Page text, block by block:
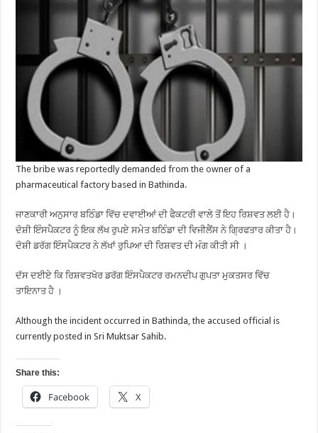
The bribe was reportedly demanded from the owner of a
pharmaceutical factory based in Bathinda.
ਜਾਣਕਾਰੀ ਅਨੁਸਾਰ ਬਠਿੰਡਾ ਵਿੱਚ ਦਵਾਈਆਂ ਦੀ ਫੈਕਟਰੀ ਵਾਲੇ ਤੋਂ ਇਹ ਰਿਸ਼ਵਤ ਲਈ ਹੈ।
ਦੋਸ਼ੀ ਇੰਸਪੈਕਟਰ ਨੂੰ ਇਕ ਲੱਖ ਰੁਪਏ ਸਮੇਤ ਬਠਿੰਡਾ ਦੀ ਵਿਜੀਲੈਂਸ ਨੇ ਗ੍ਰਿਫਤਾਰ ਕੀਤਾ ਹੈ।
ਦੋਸ਼ੀ ਡਰੱਗ ਇੰਸਪੈਕਟਰ ਨੇ ਲੱਖਾਂ ਰੁਪਿਆ ਦੀ ਰਿਸ਼ਵਤ ਦੀ ਮੰਗ ਕੀਤੀ ਸੀ ।
ਦੱਸ ਦਈਏ ਕਿ ਰਿਸ਼ਵਤਖੋਰ ਡਰੱਗ ਇੰਸਪੈਕਟਰ ਰਮਨਦੀਪ ਗੁਪਤਾ ਮੁਕਤਸਰ ਵਿੱਚ
ਤਾਇਨਾਤ ਹੈ ।
Although the incident occurred in Bathinda, the accused official is
currently posted in Sri Muktsar Sahib.
Share this:
Facebook X